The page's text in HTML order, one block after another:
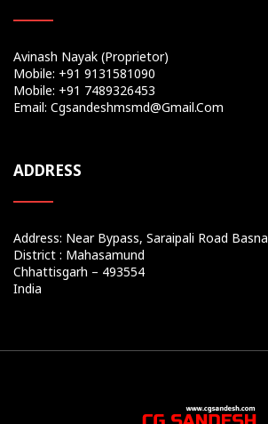
Avinash Nayak (Proprietor)
Mobile: +91 9131581090
Mobile: +91 7489326453
Email: Cgsandeshmsmd@gmail.com
ADDRESS
Address: Near Bypass, Saraipali Road Basna
District : Mahasamund
Chhattisgarh – 493554
India